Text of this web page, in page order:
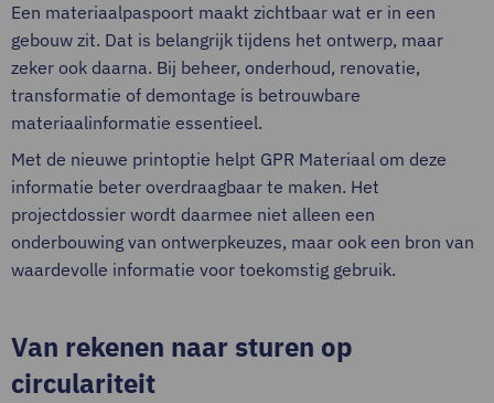
Een materiaalpaspoort maakt zichtbaar wat er in een
gebouw zit. Dat is belangrijk tijdens het ontwerp, maar
zeker ook daarna. Bij beheer, onderhoud, renovatie,
transformatie of demontage is betrouwbare
materiaalinformatie essentieel.
Met de nieuwe printoptie helpt GPR Materiaal om deze
informatie beter overdraagbaar te maken. Het
projectdossier wordt daarmee niet alleen een
onderbouwing van ontwerpkeuzes, maar ook een bron van
waardevolle informatie voor toekomstig gebruik.
Van rekenen naar sturen op
circulariteit